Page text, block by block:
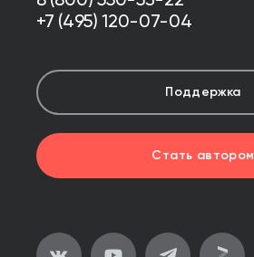
+7 (495) 120-07-04
Поддержка
Стать автором